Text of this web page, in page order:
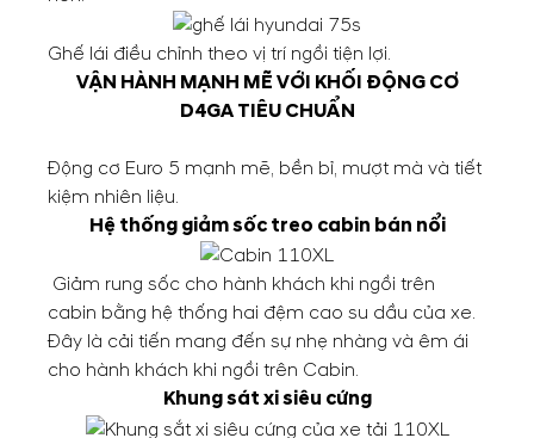
Ghế lái điều chỉnh theo vị trí ngồi tiện lợi.
VẬN HÀNH MẠNH MẼ VỚI KHỐI ĐỘNG CƠ
D4GA TIÊU CHUẨN
Động cơ Euro 5 mạnh mẽ, bền bỉ, mượt mà và tiết
kiệm nhiên liệu.
Hệ thống giảm sốc treo cabin bán nổi
Giảm rung sốc cho hành khách khi ngồi trên
cabin bằng hệ thống hai đệm cao su dầu của xe.
Đây là cải tiến mang đến sự nhẹ nhàng và êm ái
cho hành khách khi ngồi trên Cabin.
Khung sát xi siêu cứng